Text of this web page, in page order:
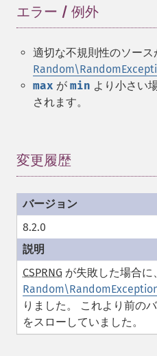
エラー / 例外
適切な不規則性のソー
max が min より小さい
されます。
変更履歴
8.2.0
CSPRNG が失敗した場合に、
りました。 これより前の
をスローしていました。